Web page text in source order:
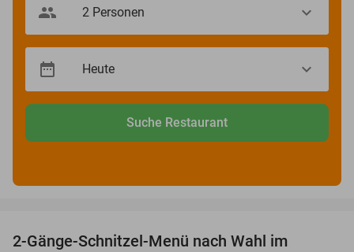
Suche Restaurant
2-Gänge-Schnitzel-Menü nach Wahl im